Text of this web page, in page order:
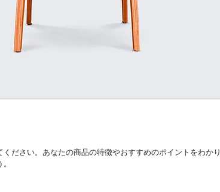
ださい。あなたの商品の特徴やおすすめのポイントをわかり